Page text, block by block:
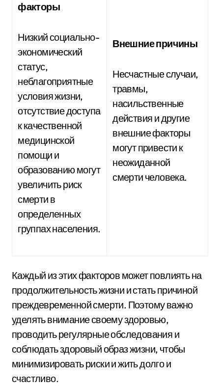
факторы
Низкий социально-
экономический
статус,
неблагоприятные
условия жизни,
отсутствие доступа
к качественной
медицинской
помощи и
образованию могут
увеличить риск
смерти в
определенных
группах населения.
Внешние причины
Несчастные случаи,
травмы,
насильственные
действия и другие
внешние факторы
могут привести к
неожиданной
смерти человека.
Каждый из этих факторов может повлиять на
продолжительность жизни и стать причиной
преждевременной смерти. Поэтому важно
уделять внимание своему здоровью,
проводить регулярные обследования и
соблюдать здоровый образ жизни, чтобы
минимизировать риски и жить долго и
счастливо.